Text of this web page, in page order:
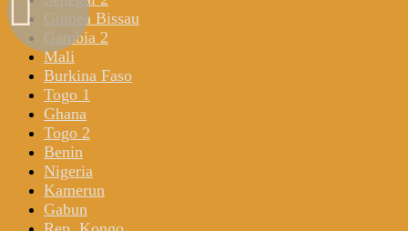
Guinea Bissau
Gambia 2
Mali
Burkina Faso
Togo 1
Ghana
Togo 2
Benin
Nigeria
Kamerun
Gabun